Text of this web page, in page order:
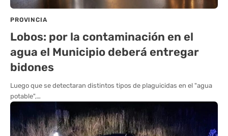
PROVINCIA
Lobos: por la contaminación en el
agua el Municipio deberá entregar
bidones
Luego que se detectaran distintos tipos de plaguicidas en el "agua
potable",…